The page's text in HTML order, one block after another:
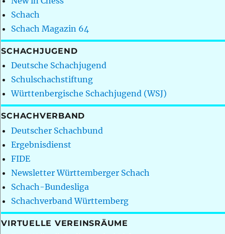
Schach
Schach Magazin 64
SCHACHJUGEND
Deutsche Schachjugend
Schulschachstiftung
Württenbergische Schachjugend (WSJ)
SCHACHVERBAND
Deutscher Schachbund
Ergebnisdienst
FIDE
Newsletter Württemberger Schach
Schach-Bundesliga
Schachverband Württemberg
VIRTUELLE VEREINSRÄUME